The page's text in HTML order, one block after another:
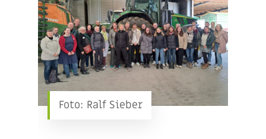
Foto: Ralf Sieber